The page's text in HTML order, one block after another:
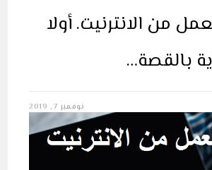
من الانترنيت. أولا
بالقصة…
نوفمبر 7, 2019